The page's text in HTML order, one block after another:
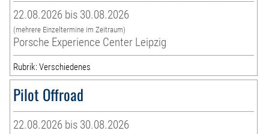
22.08.2026 bis 30.08.2026
(mehrere Einzeltermine im Zeitraum)
Porsche Experience Center Leipzig
Rubrik: Verschiedenes
Pilot Offroad
22.08.2026 bis 30.08.2026